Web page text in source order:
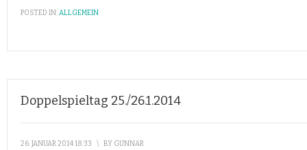
POSTED IN:ALLGEMEIN
Doppelspieltag 25./26.1.2014
26. JANUAR 2014 18:33 \ BY GUNNAR